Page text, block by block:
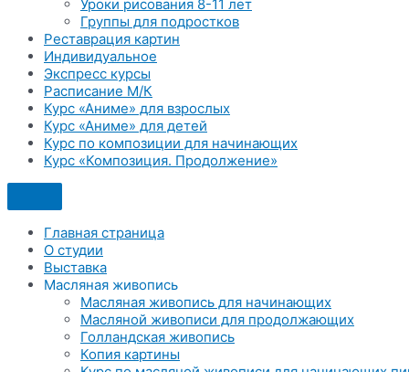
Уроки рисования 8-11 лет
Группы для подростков
Реставрация картин
Индивидуальное
Экспресс курсы
Расписание М/К
Курс «Аниме» для взрослых
Курс «Аниме» для детей
Курс по композиции для начинающих
Курс «Композиция. Продолжение»
Главная страница
О студии
Выставка
Масляная живопись
Масляная живопись для начинающих
Масляной живописи для продолжающих
Голландская живопись
Копия картины